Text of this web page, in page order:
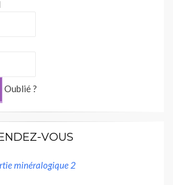
Oublié ?
VOUS
minéralogique 2